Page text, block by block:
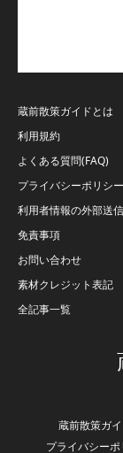
蔵前散策ガイドとは
利用規約
よくある質問(FAQ)
プライバシーポリシー
利用者情報の外部送信
免責事項
お問い合わせ
素材クレジット表記
全記事一覧
蔵前散策ガ
プライバシーポ